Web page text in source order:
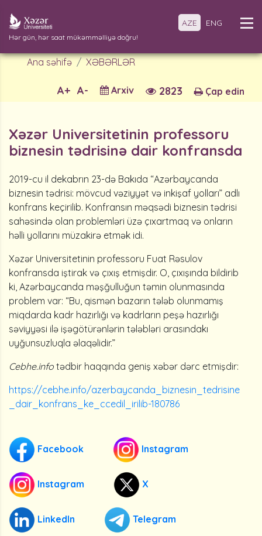
Hər gün, hər saat mükəmməlliyə doğru!
AZE ENG
Ana səhifə XƏBƏRLƏR
Çap edin
2823
Arxiv
A-
A+
Xəzər Universitetinin professoru
biznesin tədrisinə dair konfransda
2019-cu il dekabrın 23-də Bakıda “Azərbaycanda
biznesin tədrisi: mövcud vəziyyət və inkişaf yolları” adlı
konfrans keçirilib. Konfransın məqsədi biznesin tədrisi
sahəsində olan problemləri üzə çıxartmaq və onların
həlli yollarını müzakirə etmək idi.
Xəzər Universitetinin professoru Fuat Rəsulov
konfransda iştirak və çıxış etmişdir. O, çıxışında bildirib
ki, Azərbaycanda məşğulluğun təmin olunmasında
problem var: “Bu, qismən bazarın tələb olunmamış
miqdarda kadr hazırlığı və kadrların peşə hazırlığı
səviyyəsi ilə işəgötürənlərin tələbləri arasındakı
uyğunsuzluqla əlaqəlidir.”
Cebhe.info tədbir haqqında geniş xəbər dərc etmişdir:
https://cebhe.info/azerbaycanda_biznesin_tedrisine
_dair_konfrans_ke_ccedil_irilib-180786
Facebook Instagram
Instagram X
LinkedIn Telegram